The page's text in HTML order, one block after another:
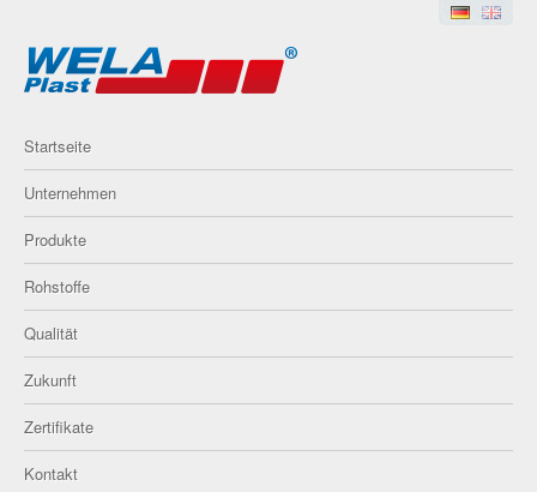
Startseite
Unternehmen
Produkte
Rohstoffe
Qualität
Zukunft
Zertifikate
Kontakt